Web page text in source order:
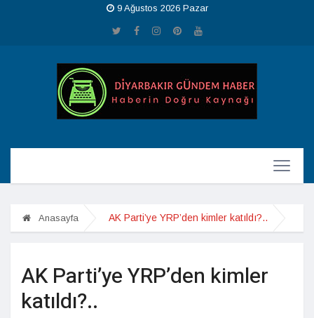
9 Ağustos 2026 Pazar
Anasayfa AK Parti’ye YRP’den kimler katıldı?..
AK Parti’ye YRP’den kimler
katıldı?..